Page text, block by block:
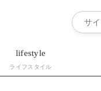
lifestyle
ライフスタイル